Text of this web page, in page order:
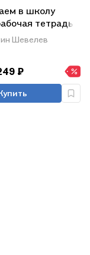
в школу
тетрадь
6-7 лет
Шевелев
₽